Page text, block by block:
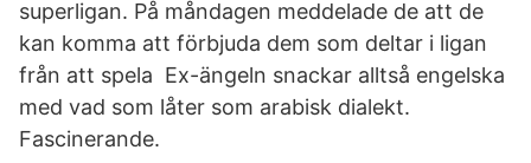
superligan. På måndagen meddelade de att de
kan komma att förbjuda dem som deltar i ligan
från att spela Ex-ängeln snackar alltså engelska
med vad som låter som arabisk dialekt.
Fascinerande.